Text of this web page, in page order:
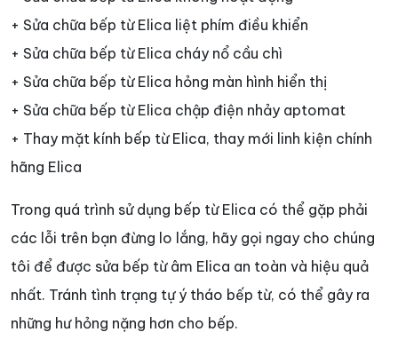
+ Sửa chữa bếp từ Elica liệt phím điều khiển
+ Sửa chữa bếp từ Elica cháy nổ cầu chì
+ Sửa chữa bếp từ Elica hỏng màn hình hiển thị
+ Sửa chữa bếp từ Elica chập điện nhảy aptomat
+ Thay mặt kính bếp từ Elica, thay mới linh kiện chính
hãng Elica
Trong quá trình sử dụng bếp từ Elica có thể gặp phải
các lỗi trên bạn đừng lo lắng, hãy gọi ngay cho chúng
tôi để được sửa bếp từ âm Elica an toàn và hiệu quả
nhất. Tránh tình trạng tự ý tháo bếp từ, có thể gây ra
những hư hỏng nặng hơn cho bếp.